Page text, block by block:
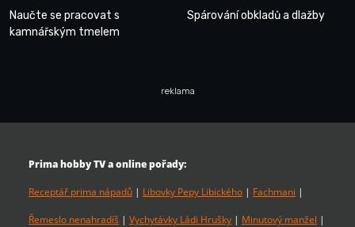
Naučte se pracovat s
kamnářským tmelem
Spárování obkladů a dlažby
reklama
Prima hobby TV a online pořady:
Receptář prima nápadů | Libovky Pepy Libického | Fachmani |
Řemeslo nenahradíš | Vychytávky Ládi Hrušky | Minutový manžel |